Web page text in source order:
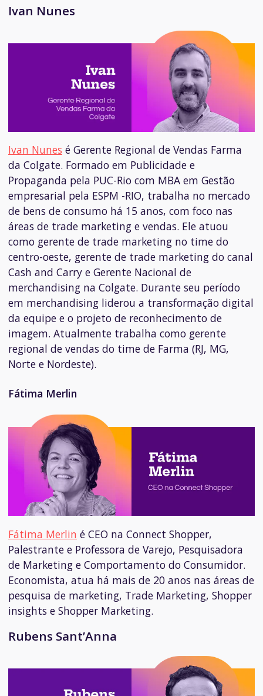
Ivan Nunes
Ivan Nunes é Gerente Regional de Vendas Farma
da Colgate. Formado em Publicidade e
Propaganda pela PUC-Rio com MBA em Gestão
empresarial pela ESPM -RIO, trabalha no mercado
de bens de consumo há 15 anos, com foco nas
áreas de trade marketing e vendas. Ele atuou
como gerente de trade marketing no time do
centro-oeste, gerente de trade marketing do canal
Cash and Carry e Gerente Nacional de
merchandising na Colgate. Durante seu período
em merchandising liderou a transformação digital
da equipe e o projeto de reconhecimento de
imagem. Atualmente trabalha como gerente
regional de vendas do time de Farma (RJ, MG,
Norte e Nordeste).
Fátima Merlin
Fátima Merlin é CEO na Connect Shopper,
Palestrante e Professora de Varejo, Pesquisadora
de Marketing e Comportamento do Consumidor.
Economista, atua há mais de 20 anos nas áreas de
pesquisa de marketing, Trade Marketing, Shopper
insights e Shopper Marketing.
Rubens Sant’Anna